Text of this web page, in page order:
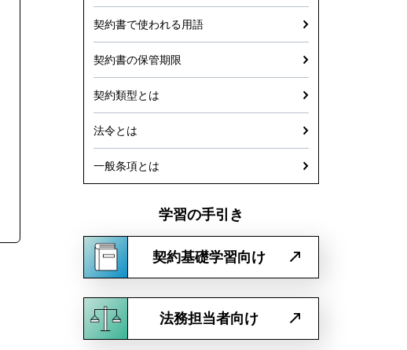
契約書で使われる用語
契約書の保管期限
契約類型とは
法令とは
一般条項とは
学習の手引き
契約基礎学習向け
法務担当者向け